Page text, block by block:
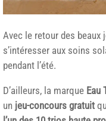
Avec le retour des beaux
s’intéresser aux soins
pendant l’été.
D’ailleurs, la marque Eau
un jeu-concours gratuit